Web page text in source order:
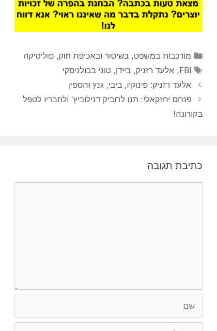
קטגוריות
מורכבות במשפט, בשיטור ובאכיפת חוק,פוליטיקה
תגיות
FBI
, אלעד רזניק,ביידן,טוני בבולניסקי
אלעד רזניק: פינוקיו, ביבי, גנץ והספין
פנחס יחזקאלי: תנו לרוביק דנילוביץ' ולחבריו לטפל
בקורונה!
כתיבת תגובה